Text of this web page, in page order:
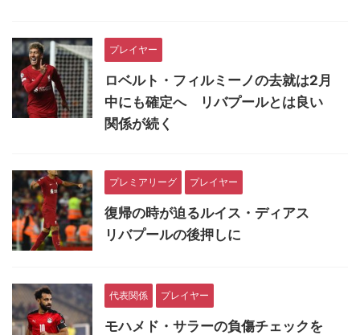
プレイヤー
ロベルト・フィルミーノの去就は2月
中にも確定へ リバプールとは良い
関係が続く
プレミアリーグ プレイヤー
復帰の時が迫るルイス・ディアス
リバプールの後押しに
代表関係 プレイヤー
モハメド・サラーの負傷チェックを